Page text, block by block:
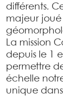
différents.
majeur
La mission
depuis le 1
permettre
échelle
unique dans